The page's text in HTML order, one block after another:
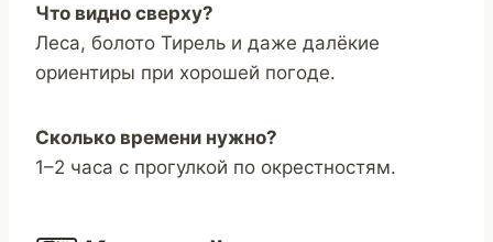
Что видно сверху?
Леса, болото Тирель и даже далёкие
ориентиры при хорошей погоде.
Сколько времени нужно?
1–2 часа с прогулкой по окрестностям.